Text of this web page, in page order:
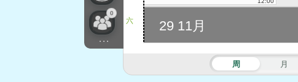
0
...
周 月
六 29 11月